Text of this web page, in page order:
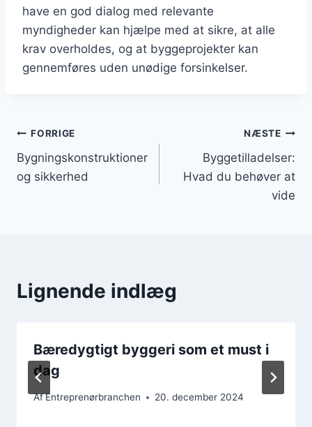
have en god dialog med relevante
myndigheder kan hjælpe med at sikre, at alle
krav overholdes, og at byggeprojekter kan
gennemføres uden unødige forsinkelser.
Indlægsnavigation
FORRIGE
Bygningskonstruktioner
og sikkerhed
NÆSTE
Byggetilladelser:
Hvad du behøver at
vide
Lignende indlæg
Bæredygtigt byggeri som et must i
dag
AfEntreprenørbranchen 20. december 2024